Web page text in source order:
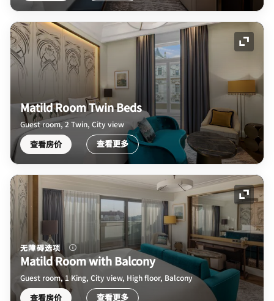
展开
Matild Room Twin Beds
Guest room, 2 Twin, City view
查看房价 查看更多
展开
无障碍选项
Matild Room with Balcony
Guest room, 1 King, City view, High floor, Balcony
查看房价 查看更多